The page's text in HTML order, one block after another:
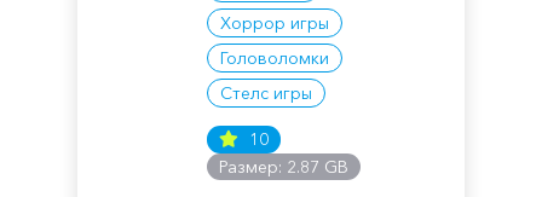
Хоррор игры
Головоломки
Стелс игры
10
Размер: 2.87 GB